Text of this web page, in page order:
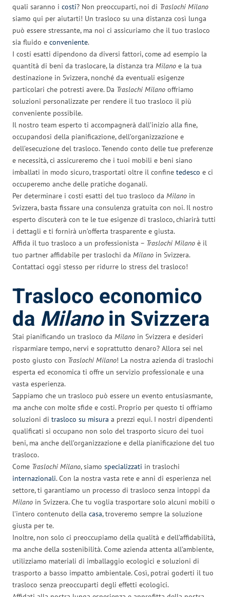
quali saranno i costi? Non preoccuparti, noi di Traslochi Milano
siamo qui per aiutarti! Un trasloco su una distanza così lunga
può essere stressante, ma noi ci assicuriamo che il tuo trasloco
sia fluido e conveniente.
I costi esatti dipendono da diversi fattori, come ad esempio la
quantità di beni da traslocare, la distanza tra Milano e la tua
destinazione in Svizzera, nonché da eventuali esigenze
particolari che potresti avere. Da Traslochi Milano offriamo
soluzioni personalizzate per rendere il tuo trasloco il più
conveniente possibile.
Il nostro team esperto ti accompagnerà dall’inizio alla fine,
occupandosi della pianificazione, dell’organizzazione e
dell’esecuzione del trasloco. Tenendo conto delle tue preferenze
e necessità, ci assicureremo che i tuoi mobili e beni siano
imballati in modo sicuro, trasportati oltre il confine tedesco e ci
occuperemo anche delle pratiche doganali.
Per determinare i costi esatti del tuo trasloco da Milano in
Svizzera, basta fissare una consulenza gratuita con noi. Il nostro
esperto discuterà con te le tue esigenze di trasloco, chiarirà tutti
i dettagli e ti fornirà un’offerta trasparente e giusta.
Affida il tuo trasloco a un professionista – Traslochi Milano è il
tuo partner affidabile per traslochi da Milano in Svizzera.
Contattaci oggi stesso per ridurre lo stress del trasloco!
Trasloco economico
da Milanoin Svizzera
Stai pianificando un trasloco da Milano in Svizzera e desideri
risparmiare tempo, nervi e soprattutto denaro? Allora sei nel
posto giusto con Traslochi Milano! La nostra azienda di traslochi
esperta ed economica ti offre un servizio professionale e una
vasta esperienza.
Sappiamo che un trasloco può essere un evento entusiasmante,
ma anche con molte sfide e costi. Proprio per questo ti offriamo
soluzioni di trasloco su misura a prezzi equi. I nostri dipendenti
qualificati si occupano non solo del trasporto sicuro dei tuoi
beni, ma anche dell’organizzazione e della pianificazione del tuo
trasloco.
Come Traslochi Milano, siamo specializzati in traslochi
internazionali. Con la nostra vasta rete e anni di esperienza nel
settore, ti garantiamo un processo di trasloco senza intoppi da
Milano in Svizzera. Che tu voglia trasportare solo alcuni mobili o
l’intero contenuto della casa, troveremo sempre la soluzione
giusta per te.
Inoltre, non solo ci preoccupiamo della qualità e dell’affidabilità,
ma anche della sostenibilità. Come azienda attenta all’ambiente,
utilizziamo materiali di imballaggio ecologici e soluzioni di
trasporto a basso impatto ambientale. Così, potrai goderti il tuo
trasloco senza preoccuparti degli effetti ecologici.